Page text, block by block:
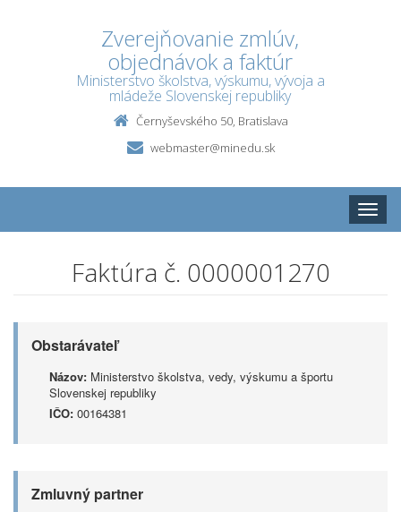
Zverejňovanie zmlúv,
objednávok a faktúr
Ministerstvo školstva, výskumu, vývoja a
mládeže Slovenskej republiky
Černyševského 50, Bratislava
webmaster@minedu.sk
Toggle
Faktúra č. 0000001270
Obstarávateľ
Názov: Ministerstvo školstva, vedy, výskumu a športu
Slovenskej republiky
IČO: 00164381
Zmluvný partner